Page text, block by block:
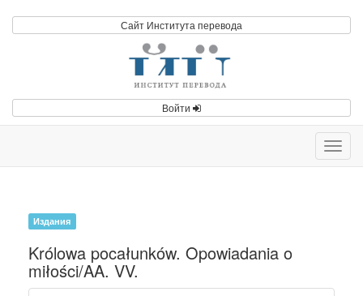
Сайт Института перевода
Войти
Издания
Królowa pocałunków. Opowiadania o
miłości/AA. VV.